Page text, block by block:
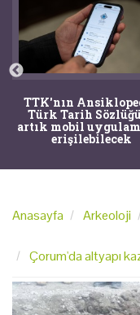
TTK'nın
Türk Tarih
artık mobil
erişilebilecek
Anasayfa Arkeoloji
Çorum'da altyapı